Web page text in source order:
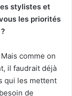
stylistes et
les priorités
comme on
il faudrait déjà
qui les mettent
de